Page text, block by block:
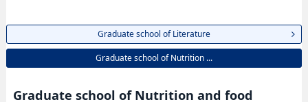
Graduate school of Literature
Graduate school of Nutrition ...
Graduate school of Nutrition and food